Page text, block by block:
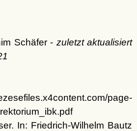
Schäfer - zuletzt aktualisiert
page-
In: Friedrich-Wilhelm Bautz